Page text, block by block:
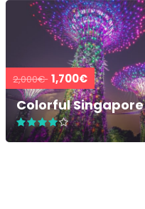
2,000€ 1,700€
Colorful Singapore